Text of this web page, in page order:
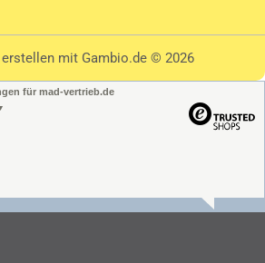
mit Gambio.de © 2026
für mad-vertrieb.de